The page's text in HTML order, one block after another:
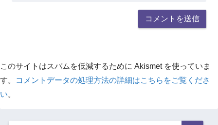
このサイトはスパムを低減するために Akismet を使っていま
す。
コメントデータの処理方法の詳細はこちらをご覧くださ
い。